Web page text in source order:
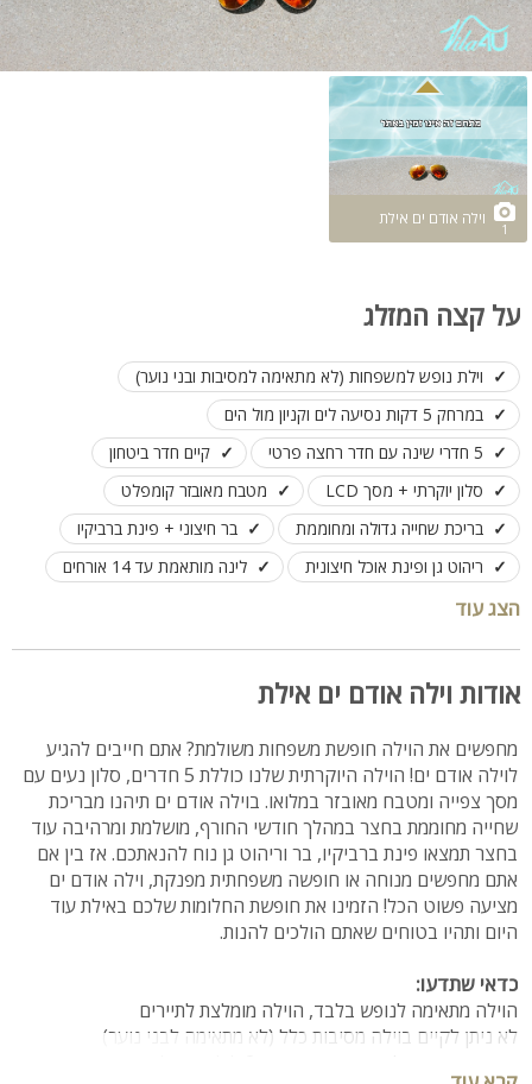
1
וילה אודם ים אילת
על קצה המזלג
וילת נופש למשפחות (לא מתאימה למסיבות ובני נוער)
במרחק 5 דקות נסיעה לים וקניון מול הים
5 חדרי שינה עם חדר רחצה פרטי
קיים חדר ביטחון
סלון יוקרתי + מסך LCD
מטבח מאובזר קומפלט
בריכת שחייה גדולה ומחוממת
בר חיצוני + פינת ברביקיו
ריהוט גן ופינת אוכל חיצונית
לינה מותאמת עד 14 אורחים
הצג עוד
אודות וילה אודם ים אילת
מחפשים את הוילה חופשת משפחות משולמת? אתם חייבים להגיע
לוילה אודם ים! הוילה היוקרתית שלנו כוללת 5 חדרים, סלון נעים עם
מסך צפייה ומטבח מאובזר במלואו. בוילה אודם ים תיהנו מבריכת
שחייה מחוממת בחצר במהלך חודשי החורף, מושלמת ומרהיבה עוד
בחצר תמצאו פינת ברביקיו, בר וריהוט גן נוח להנאתכם. אז בין אם
אתם מחפשים מנוחה או חופשה משפחתית מפנקת, וילה אודם ים
מציעה פשוט הכל! הזמינו את חופשת החלומות שלכם באילת עוד
היום ותהיו בטוחים שאתם הולכים להנות.
כדאי שתדעו:
הוילה מתאימה לנופש בלבד, הוילה מומלצת לתיירים
לא ניתן לקיים בוילה מסיבות כלל (לא מתאימה לבני נוער)